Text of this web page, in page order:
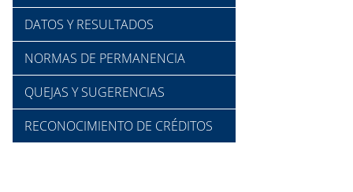
DATOS Y RESULTADOS
NORMAS DE PERMANENCIA
QUEJAS Y SUGERENCIAS
RECONOCIMIENTO DE CRÉDITOS